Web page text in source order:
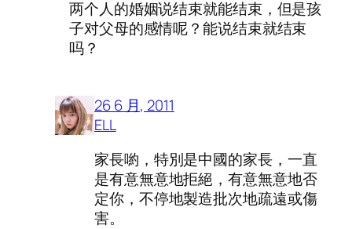
两个人的婚姻说结束就能结束，但是孩
子对父母的感情呢？能说结束就结束
吗？
26 6 月, 2011
ELL
家長喲，特別是中國的家長，一直
是有意無意地拒絕，有意無意地否
定你，不停地製造批次地疏遠或傷
害。